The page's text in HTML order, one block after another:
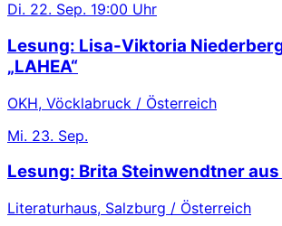
Di. 22. Sep. 19:00 Uhr
Lesung: Lisa-Viktoria
„LAHEA“
OKH, Vöcklabruck / Österreich
Mi. 23. Sep.
Lesung: Brita Steinwendtner aus
Literaturhaus, Salzburg / Österreich